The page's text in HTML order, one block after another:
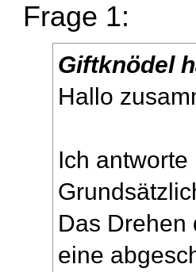
Frage 1:
Giftknödel
Hallo
Ich
Das Drehen
eine